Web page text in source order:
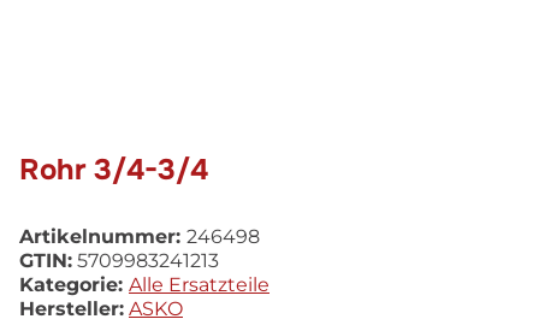
Rohr 3/4-3/4
Artikelnummer: 246498
GTIN: 5709983241213
Kategorie: Alle Ersatzteile
Hersteller: ASKO